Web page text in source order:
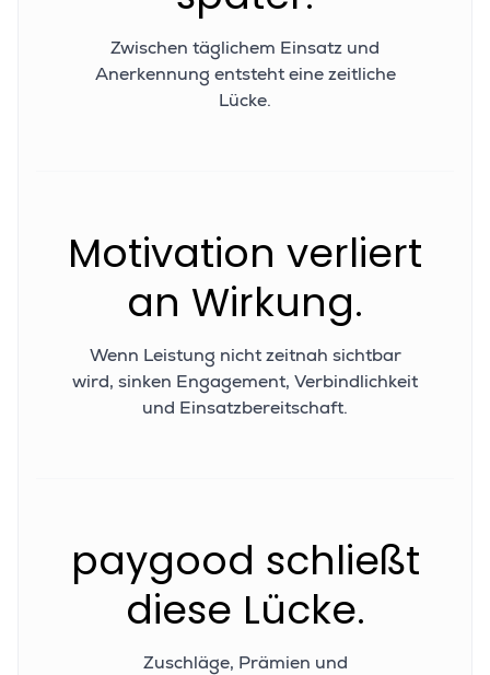
Zwischen täglichem Einsatz und
Anerkennung entsteht eine zeitliche
Lücke.
Motivation verliert
an Wirkung.
Wenn Leistung nicht zeitnah sichtbar
wird, sinken Engagement, Verbindlichkeit
und Einsatzbereitschaft.
paygood schließt
diese Lücke.
Zuschläge, Prämien und